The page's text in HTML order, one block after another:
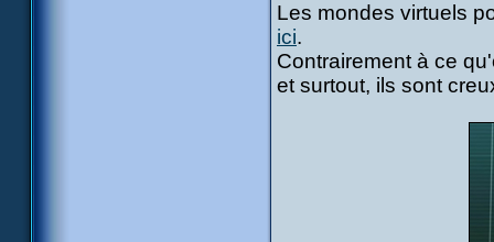
Les mondes virtuels
ici.
Contrairement à ce
et surtout, ils sont